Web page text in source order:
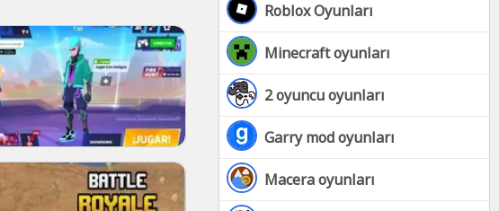
Roblox Oyunları
Minecraft oyunları
2 oyuncu oyunları
Garry mod oyunları
Macera oyunları